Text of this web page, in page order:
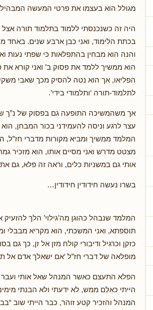
מגולל הוא בעצמו את פרטי המעשה
היה זה כשנכנסתי ללמוד בתלמוד תורה
בכתת הלימוד, ואני כבן ארבע שנים. באחד
והנה הוא מבחין בהתפלאות כי שפתי נעות
הוא ממשיך ללמד את פסוק ב’ ואני קורא את
הפליאו, אך הוא נטה להסיק מכך שאבי
לתלמוד-תורה ‘ותלמודי בידי’.
אך משהמשיכה התופעה גם בפסוק של נ”ך
עצר לרגע וניסה להעמידני בכור המבחן,
המלמד ממשיך ומביא מקורות מדברי חז”ל,
מצטט מדרש ואני מסיים אותו, הוא מזכיר
אותי גם במשניות כלים, וראה זה פלא, גם את
בשרו נעשה חידודין חידודין…
המלמד שנבהל כהוגן מה’גילוי’ הלך
תוספתא, ואני המשכתי, הוא מקריא מבבלי
כזקן וכרגיל ודיבורי קולח מזן אל זן, כך
מופלאה של דברי חז”ל ‘אם ישאלך אדם אל
הפלא התעצם כאשר המנהל שאל אותי ועבר
הייתי כאִלֵּם ממש, לא ידעתי ולא הבנתי
המנהל והזכיר קטע זוהר, כבר הייתי שוב